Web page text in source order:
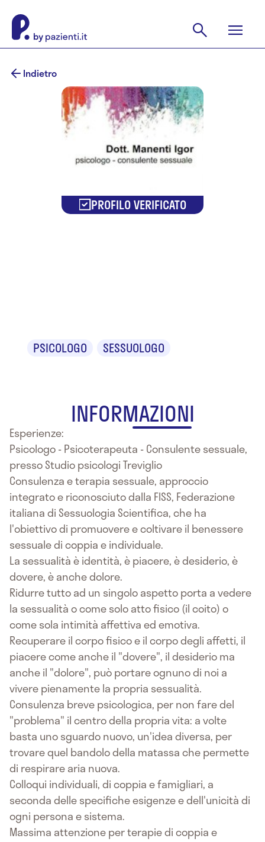
Indietro
PROFILO VERIFICATO
PSICOLOGO SESSUOLOGO
INFORMAZIONI
Esperienze:
Psicologo - Psicoterapeuta - Consulente sessuale,
presso Studio psicologi Treviglio
Consulenza e terapia sessuale, approccio
integrato e riconosciuto dalla FISS, Federazione
italiana di Sessuologia Scientifica, che ha
l'obiettivo di promuovere e coltivare il benessere
sessuale di coppia e individuale.
La sessualità è identità, è piacere, è desiderio, è
dovere, è anche dolore.
Ridurre tutto ad un singolo aspetto porta a vedere
la sessualità o come solo atto fisico (il coito) o
come sola intimità affettiva ed emotiva.
Recuperare il corpo fisico e il corpo degli affetti, il
piacere come anche il "dovere", il desiderio ma
anche il "dolore", può portare ognuno di noi a
vivere pienamente la propria sessualità.
Consulenza breve psicologica, per non fare del
"problema" il centro della propria vita: a volte
basta uno sguardo nuovo, un'idea diversa, per
trovare quel bandolo della matassa che permette
di respirare aria nuova.
Colloqui individuali, di coppia e famigliari, a
seconda delle specifiche esigenze e dell'unicità di
ogni persona e sistema.
Massima attenzione per terapie di coppia e